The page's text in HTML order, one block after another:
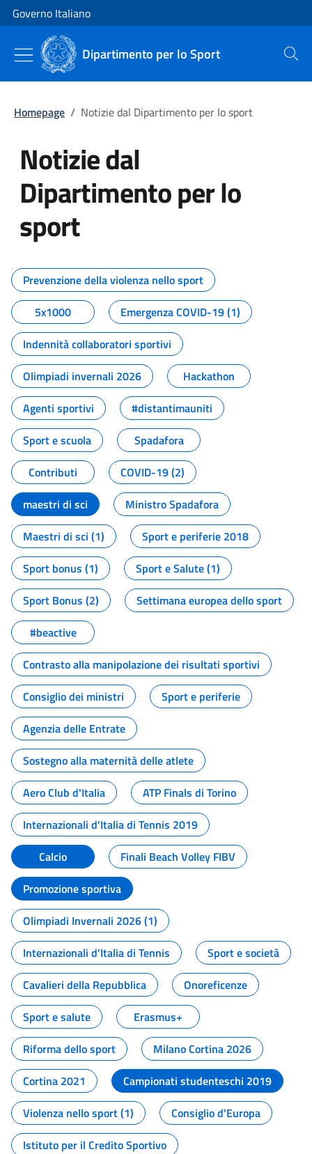
Vai al contenuto
Vai alla navigazione del sito
Governo Italiano
Dipartimento per lo Sport Cerca
Homepage / Notizie dal Dipartimento per lo sport
Notizie dal
Dipartimento per lo
sport
Tutti i contenuti della pagina
Prevenzione della violenza nello sport
5x1000
Emergenza COVID-19 (1)
Indennità collaboratori sportivi
Olimpiadi invernali 2026
Hackathon
Agenti sportivi
#distantimauniti
Sport e scuola
Spadafora
Contributi
COVID-19 (2)
maestri di sci
Ministro Spadafora
Maestri di sci (1)
Sport e periferie 2018
Sport bonus (1)
Sport e Salute (1)
Sport Bonus (2)
Settimana europea dello sport
#beactive
Contrasto alla manipolazione dei risultati sportivi
Consiglio dei ministri
Sport e periferie
Agenzia delle Entrate
Sostegno alla maternità delle atlete
Aero Club d'Italia
ATP Finals di Torino
Internazionali d'Italia di Tennis 2019
Calcio
Finali Beach Volley FIBV
Promozione sportiva
Olimpiadi Invernali 2026 (1)
Internazionali d'Italia di Tennis
Sport e società
Cavalieri della Repubblica
Onoreficenze
Sport e salute
Erasmus+
Riforma dello sport
Milano Cortina 2026
Cortina 2021
Campionati studenteschi 2019
Violenza nello sport (1)
Consiglio d'Europa
Istituto per il Credito Sportivo